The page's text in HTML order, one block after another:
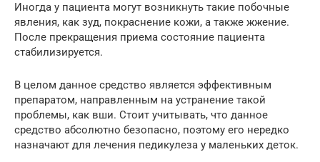
Иногда у пациента могут возникнуть такие побочные
явления, как зуд, покраснение кожи, а также жжение.
После прекращения приема состояние пациента
стабилизируется.
В целом данное средство является эффективным
препаратом, направленным на устранение такой
проблемы, как вши. Стоит учитывать, что данное
средство абсолютно безопасно, поэтому его нередко
назначают для лечения педикулеза у маленьких деток.